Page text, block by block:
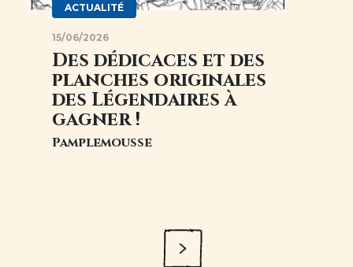
ACTUALITÉ
15/06/2026
Des dédicaces et des
planches originales
des Légendaires à
gagner !
Pamplemousse